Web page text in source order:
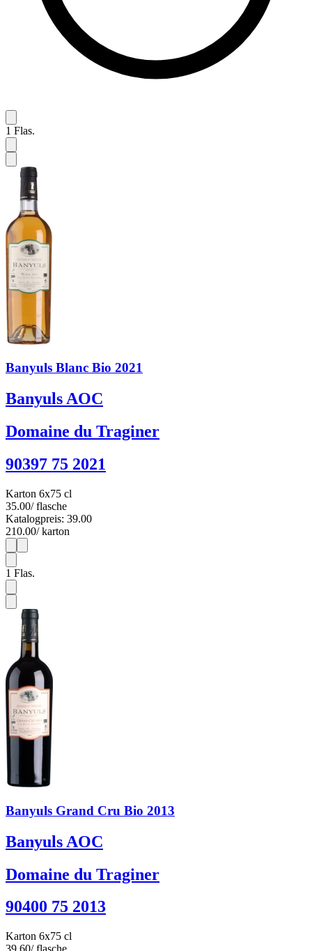
1 Flas.
Banyuls Blanc Bio 2021
Banyuls AOC
Domaine du Traginer
90397 75 2021
Karton 6x75 cl
35.00/ flasche
Katalogpreis: 39.00
210.00/ karton
1
1 Flas.
Banyuls Grand Cru Bio 2013
Banyuls AOC
Domaine du Traginer
90400 75 2013
Karton 6x75 cl